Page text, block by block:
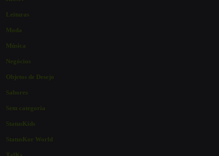
Leituras
Moda
Música
Negócios
Objetos de Desejo
Sabores
Sem categoria
StatusKids
StatusKor World